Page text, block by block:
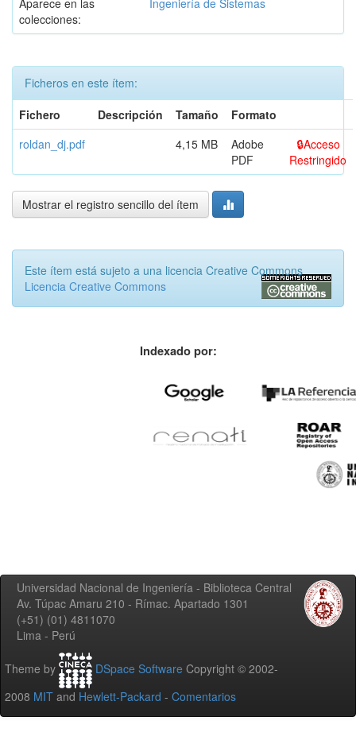
colecciones:
Ficheros en este ítem:
Fichero
Descripción Tamaño
Formato
roldan_dj.pdf
4,15 MB
Adobe
PDF
Acceso
Restringido
Mostrar el registro sencillo del ítem
Este ítem está sujeto a una licencia Creative Commons
Licencia Creative Commons
Indexado por:
Universidad Nacional de Ingeniería - Biblioteca Central
Av. Túpac Amaru 210 - Rímac. Apartado 1301
(+51) (01) 4811070
Lima - Perú
Theme by DSpace Software Copyright © 2002-
2008 MIT and Hewlett-Packard - Comentarios